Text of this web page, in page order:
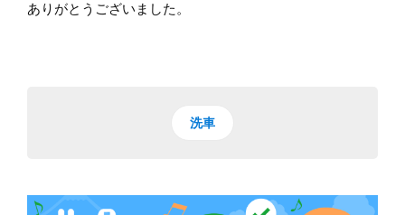
ありがとうございました。
洗車